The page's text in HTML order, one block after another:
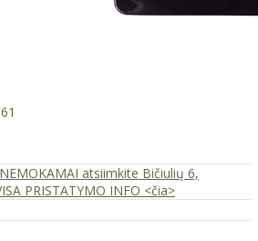
atsiimkite Bičiulių 6,
PRISTATYMO INFO <čia>